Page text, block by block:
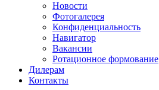
Новости
Фотогалерея
Конфиденциальность
Навигатор
Вакансии
Ротационное формование
Дилерам
Контакты